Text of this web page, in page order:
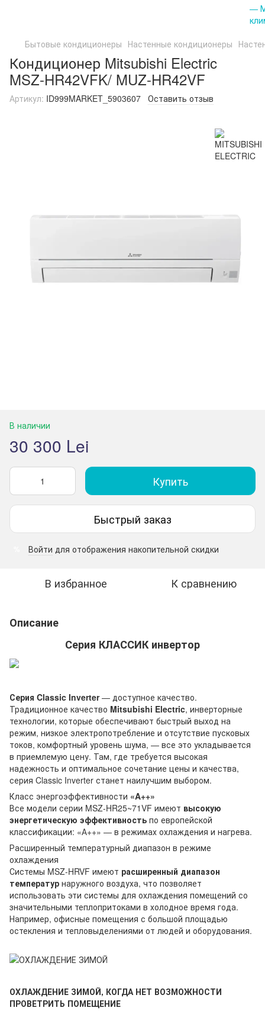
Бытовые кондиционеры Настенные кондиционеры
Кондиционер Mitsubishi Electric
MSZ-HR42VFK/ MUZ-HR42VF
Артикул: ID999MARKET_5903607 Оставить отзыв
В наличии
30 300 Lei
Купить
Быстрый заказ
Войти для отображения накопительной скидки
В избранное К сравнению
Описание
Серия КЛАССИК инвертор
Серия Classic Inverter— доступное качество.
Традиционное качество Mitsubishi Electric, инверторные
технологии, которые обеспечивают быстрый выход на
режим, низкое электропотребление и отсутствие пусковых
токов, комфортный уровень шума, — все это укладывается
в приемлемую цену. Там, где требуется высокая
надежность и оптимальное сочетание цены и качества,
серия Classic Inverter станет наилучшим выбором.
Класс энергоэффективности «A++»
Все модели серии MSZ-HR25~71VF имеют высокую
энергетическую эффективность по европейской
классификации: «А++» — в режимах охлаждения и нагрева.
Расширенный температурный диапазон в режиме
охлаждения
Системы MSZ-HRVF имеют расширенный диапазон
температур наружного воздуха, что позволяет
использовать эти системы для охлаждения помещений со
значительными теплопритоками в холодное время года.
Например, офисные помещения с большой площадью
остекления и тепловыделениями от людей и оборудования.
ОХЛАЖДЕНИЕ ЗИМОЙ, КОГДА НЕТ ВОЗМОЖНОСТИ
ПРОВЕТРИТЬ ПОМЕЩЕНИЕ